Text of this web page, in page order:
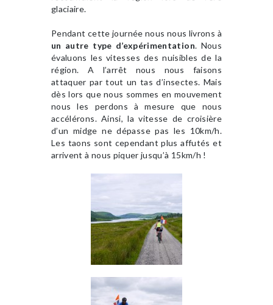
glaciaire.
Pendant cette journée nous nous livrons à
un autre type d’expérimentation. Nous
évaluons les vitesses des nuisibles de la
région. A l’arrêt nous nous faisons
attaquer par tout un tas d’insectes. Mais
dès lors que nous sommes en mouvement
nous les perdons à mesure que nous
accélérons. Ainsi, la vitesse de croisière
d’un midge ne dépasse pas les 10km/h.
Les taons sont cependant plus affutés et
arrivent à nous piquer jusqu’à 15km/h !